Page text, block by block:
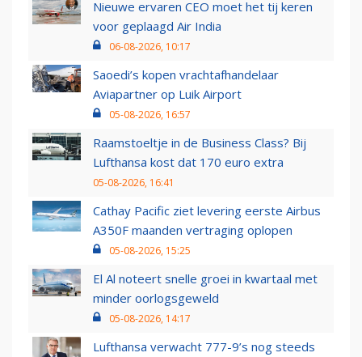
Nieuwe ervaren CEO moet het tij keren
voor geplaagd Air India
06-08-2026, 10:17
Saoedi’s kopen vrachtafhandelaar
Aviapartner op Luik Airport
05-08-2026, 16:57
Raamstoeltje in de Business Class? Bij
Lufthansa kost dat 170 euro extra
05-08-2026, 16:41
Cathay Pacific ziet levering eerste Airbus
A350F maanden vertraging oplopen
05-08-2026, 15:25
El Al noteert snelle groei in kwartaal met
minder oorlogsgeweld
05-08-2026, 14:17
Lufthansa verwacht 777-9’s nog steeds